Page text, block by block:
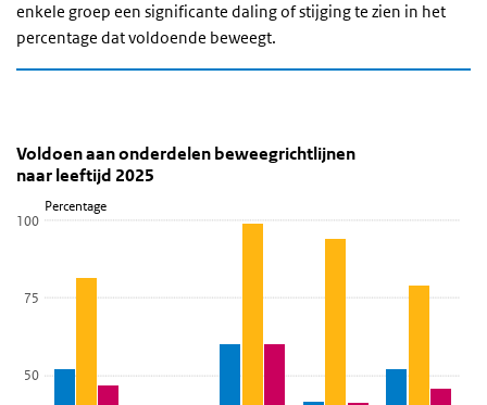
enkele groep een significante daling of stijging te zien in het
percentage dat voldoende beweegt.
Voldoen aan onderdelen van de
Sla de grafiek 'Voldoen aan onderdelen beweegrichtlijnen naar
Voldoen aan onderdelen beweegrichtlijnen naar
Staaf grafiek met 3 reeksen.
Bekijk als data tabel.
De grafiek heeft 1 X-as die Leeftijd weergeeft.
Percentage
Voldoen aan onderdelen beweegrichtlijnen
naar leeftijd 2025
50
75
100